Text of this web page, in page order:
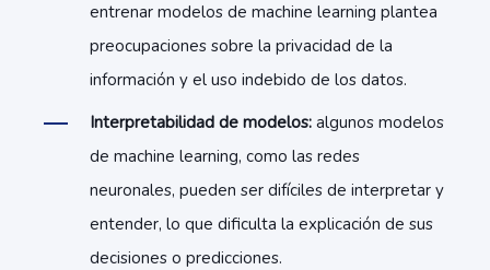
entrenar modelos de machine learning plantea
preocupaciones sobre la privacidad de la
información y el uso indebido de los datos.
Interpretabilidad de modelos: algunos modelos
de machine learning, como las redes
neuronales, pueden ser difíciles de interpretar y
entender, lo que dificulta la explicación de sus
decisiones o predicciones.